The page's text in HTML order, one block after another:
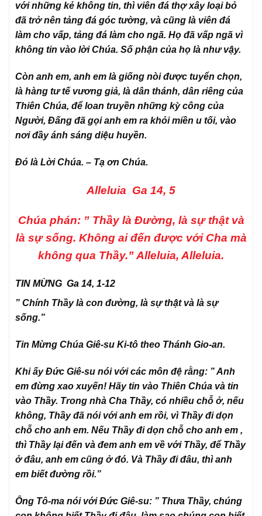
với những kẻ không tin, thì viên đá thợ xây loại bỏ
đã trở nên tảng đá góc tường, và cũng là viên đá
làm cho vấp, tảng đá làm cho ngã. Họ đã vấp ngã vì
không tin vào lời Chúa. Số phận của họ là như vậy.
Còn anh em, anh em là giống nòi được tuyển chọn,
là hàng tư tế vương giả, là dân thánh, dân riêng của
Thiên Chúa, để loan truyền những kỳ công của
Người, Đấng đã gọi anh em ra khỏi miền u tối, vào
nơi đầy ánh sáng diệu huyền.
Đó là Lời Chúa. – Tạ ơn Chúa.
Alleluia Ga 14, 5
Chúa phán: ” Thầy là Đường, là sự thật và
là sự sống. Không ai đến được với Cha mà
không qua Thầy.” Alleluia, Alleluia.
TIN MỪNG Ga 14, 1-12
” Chính Thầy là con đường, là sự thật và là sự
sống.”
Tin Mừng Chúa Giê-su Ki-tô theo Thánh Gio-an.
Khi ấy Đức Giê-su nói với các môn đệ rằng: ” Anh
em đừng xao xuyến! Hãy tin vào Thiên Chúa và tin
vào Thầy. Trong nhà Cha Thầy, có nhiều chỗ ở, nếu
không, Thầy đã nói với anh em rồi, vì Thầy đi dọn
chỗ cho anh em. Nếu Thầy đi dọn chỗ cho anh em ,
thì Thầy lại đến và đem anh em về với Thầy, để Thầy
ở đâu, anh em cũng ở đó. Và Thầy đi đâu, thì anh
em biết đường rồi.”
Ông Tô-ma nói với Đức Giê-su: ” Thưa Thầy, chúng